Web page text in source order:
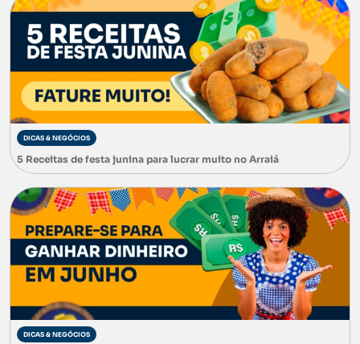
DICAS & NEGÓCIOS
5 Receitas de festa junina para lucrar muito no Arraiá
DICAS & NEGÓCIOS